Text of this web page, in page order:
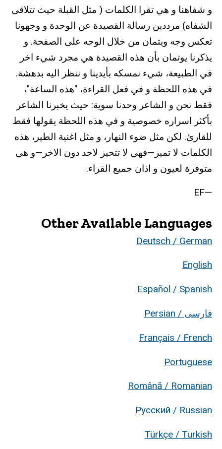
و شفاهنا و هي تقرا الكلمات ( مثل القبلة حيث تتلاقى
الشفاه) مرددين رسالة القصيدة عن الوحدة و وجهونا
تعكس وجه ويتمان من خلال الوجه على الصفحة. و
يذكرنا يوتمان بأن هذه القصيدة هي مجرد شيء اخر
في الطبيعة، شيء نمسكه بأيدينا و ننظر اليه بدهشة.
في هذه اللحظة و في فعل القراءة، "هذه الساعة"،
فقط نحن و الشاعر وحدنا سوية: حيث يخبرنا الشاعر
بأكثر اسراره خصوصية و في هذه اللحظة يقولها فقط
للقارئ. لكن مثل ضوء النهار، و مثل اغنية الطير، هذه
الكلمات لا تميز—فهي لا تتحيز لاحد دون الاخر—و هي
متوفرة لعيون و اذان جميع القراء.
—EF
Other Available Languages
Deutsch / German
English
Español / Spanish
فارسی / Persian
Français / French
Portuguese
Română / Romanian
Русский / Russian
Türkçe / Turkish